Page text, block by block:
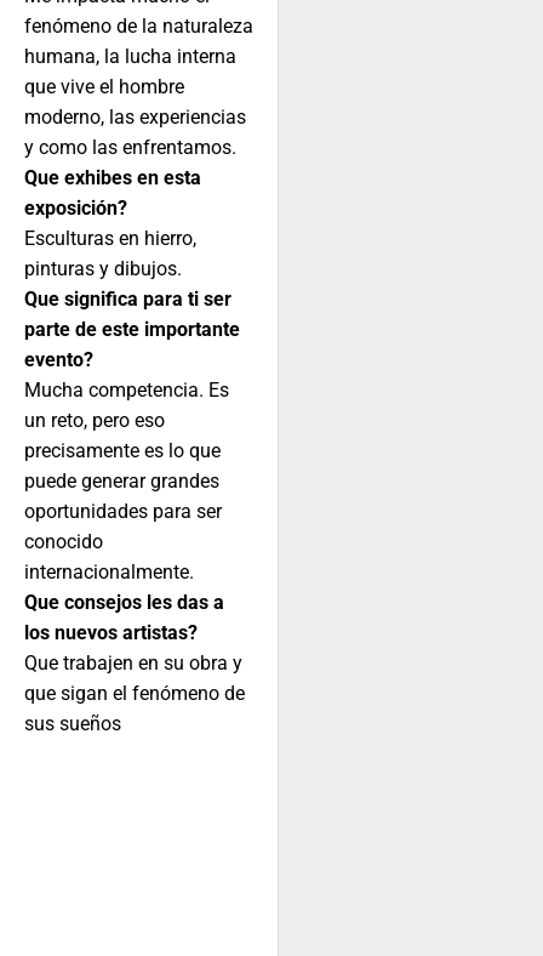
fenómeno de la naturaleza
humana, la lucha interna
que vive el hombre
moderno, las experiencias
y como las enfrentamos.
Que exhibes en esta
exposición?
Esculturas en hierro,
pinturas y dibujos.
Que significa para ti ser
parte de este importante
evento?
Mucha competencia. Es
un reto, pero eso
precisamente es lo que
puede generar grandes
oportunidades para ser
conocido
internacionalmente.
Que consejos les das a
los nuevos artistas?
Que trabajen en su obra y
que sigan el fenómeno de
sus sueños